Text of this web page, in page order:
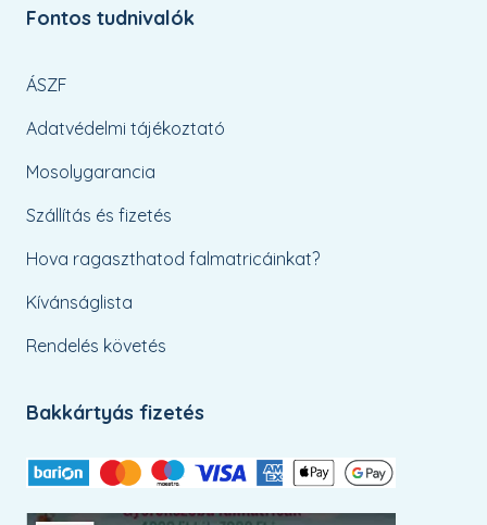
Fontos tudnivalók
ÁSZF
Adatvédelmi tájékoztató
Mosolygarancia
Szállítás és fizetés
Hova ragaszthatod falmatricáinkat?
Kívánságlista
Rendelés követés
Bakkártyás fizetés